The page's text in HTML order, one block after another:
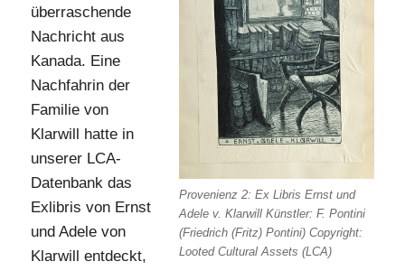
Provenienz 2: Ex Libris Ernst und
Adele v. Klarwill Künstler: F. Pontini
(Friedrich (Fritz) Pontini) Copyright:
Looted Cultural Assets (LCA)
überraschende
Nachricht aus
Kanada. Eine
Nachfahrin der
Familie von
Klarwill hatte in
unserer LCA-
Datenbank das
Exlibris von Ernst
und Adele von
Klarwill entdeckt,